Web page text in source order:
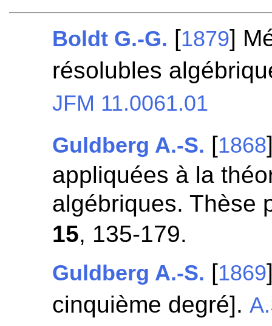
Boldt G.-G. [1879]
résolubles
JFM 11.0061.01
Guldberg A.-S. [1868
appliquées à la
algébriques. Thèse
15, 135-179.
Guldberg A.-S. [1869
cinquième degré].